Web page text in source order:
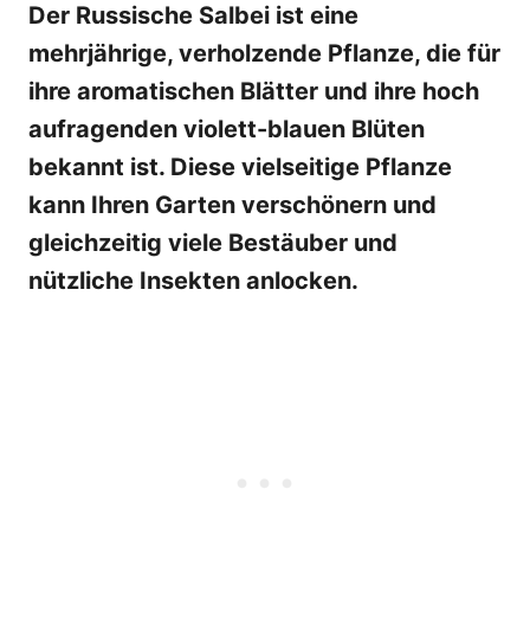
Der Russische Salbei ist eine
mehrjährige, verholzende Pflanze, die für
ihre aromatischen Blätter und ihre hoch
aufragenden violett-blauen Blüten
bekannt ist. Diese vielseitige Pflanze
kann Ihren Garten verschönern und
gleichzeitig viele Bestäuber und
nützliche Insekten anlocken.